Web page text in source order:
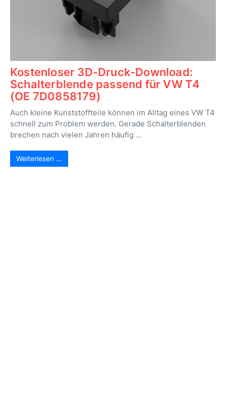
Kostenloser 3D-Druck-Download:
Schalterblende passend für VW T4
(OE 7D0858179)
Auch kleine Kunststoffteile können im Alltag eines VW T4
schnell zum Problem werden. Gerade Schalterblenden
brechen nach vielen Jahren häufig ...
Weiterlesen …